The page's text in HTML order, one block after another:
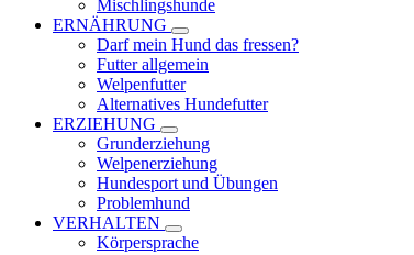
Mischlingshunde
ERNÄHRUNG
Darf mein Hund das fressen?
Futter allgemein
Welpenfutter
Alternatives Hundefutter
ERZIEHUNG
Grunderziehung
Welpenerziehung
Hundesport und Übungen
Problemhund
VERHALTEN
Körpersprache